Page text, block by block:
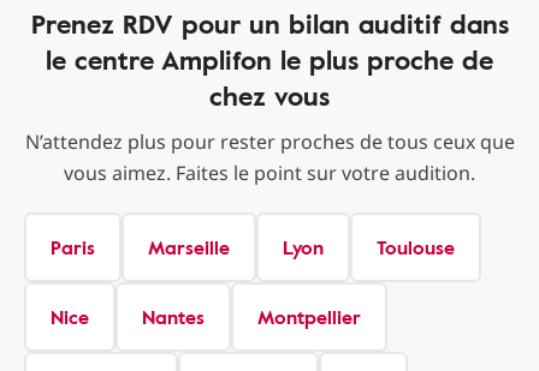
Prenez RDV pour un bilan auditif dans
le centre Amplifon le plus proche de
chez vous
N’attendez plus pour rester proches de tous ceux que
vous aimez. Faites le point sur votre audition.
Paris Marseille Lyon Toulouse
Nice Nantes Montpellier